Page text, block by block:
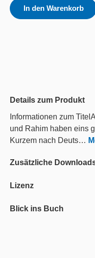
In den Warenkorb
Details zum Produkt
Informationen zum
und Rahim haben eins
Kurzem nach Deuts…
Zusätzliche
Lizenz
Blick ins Buch